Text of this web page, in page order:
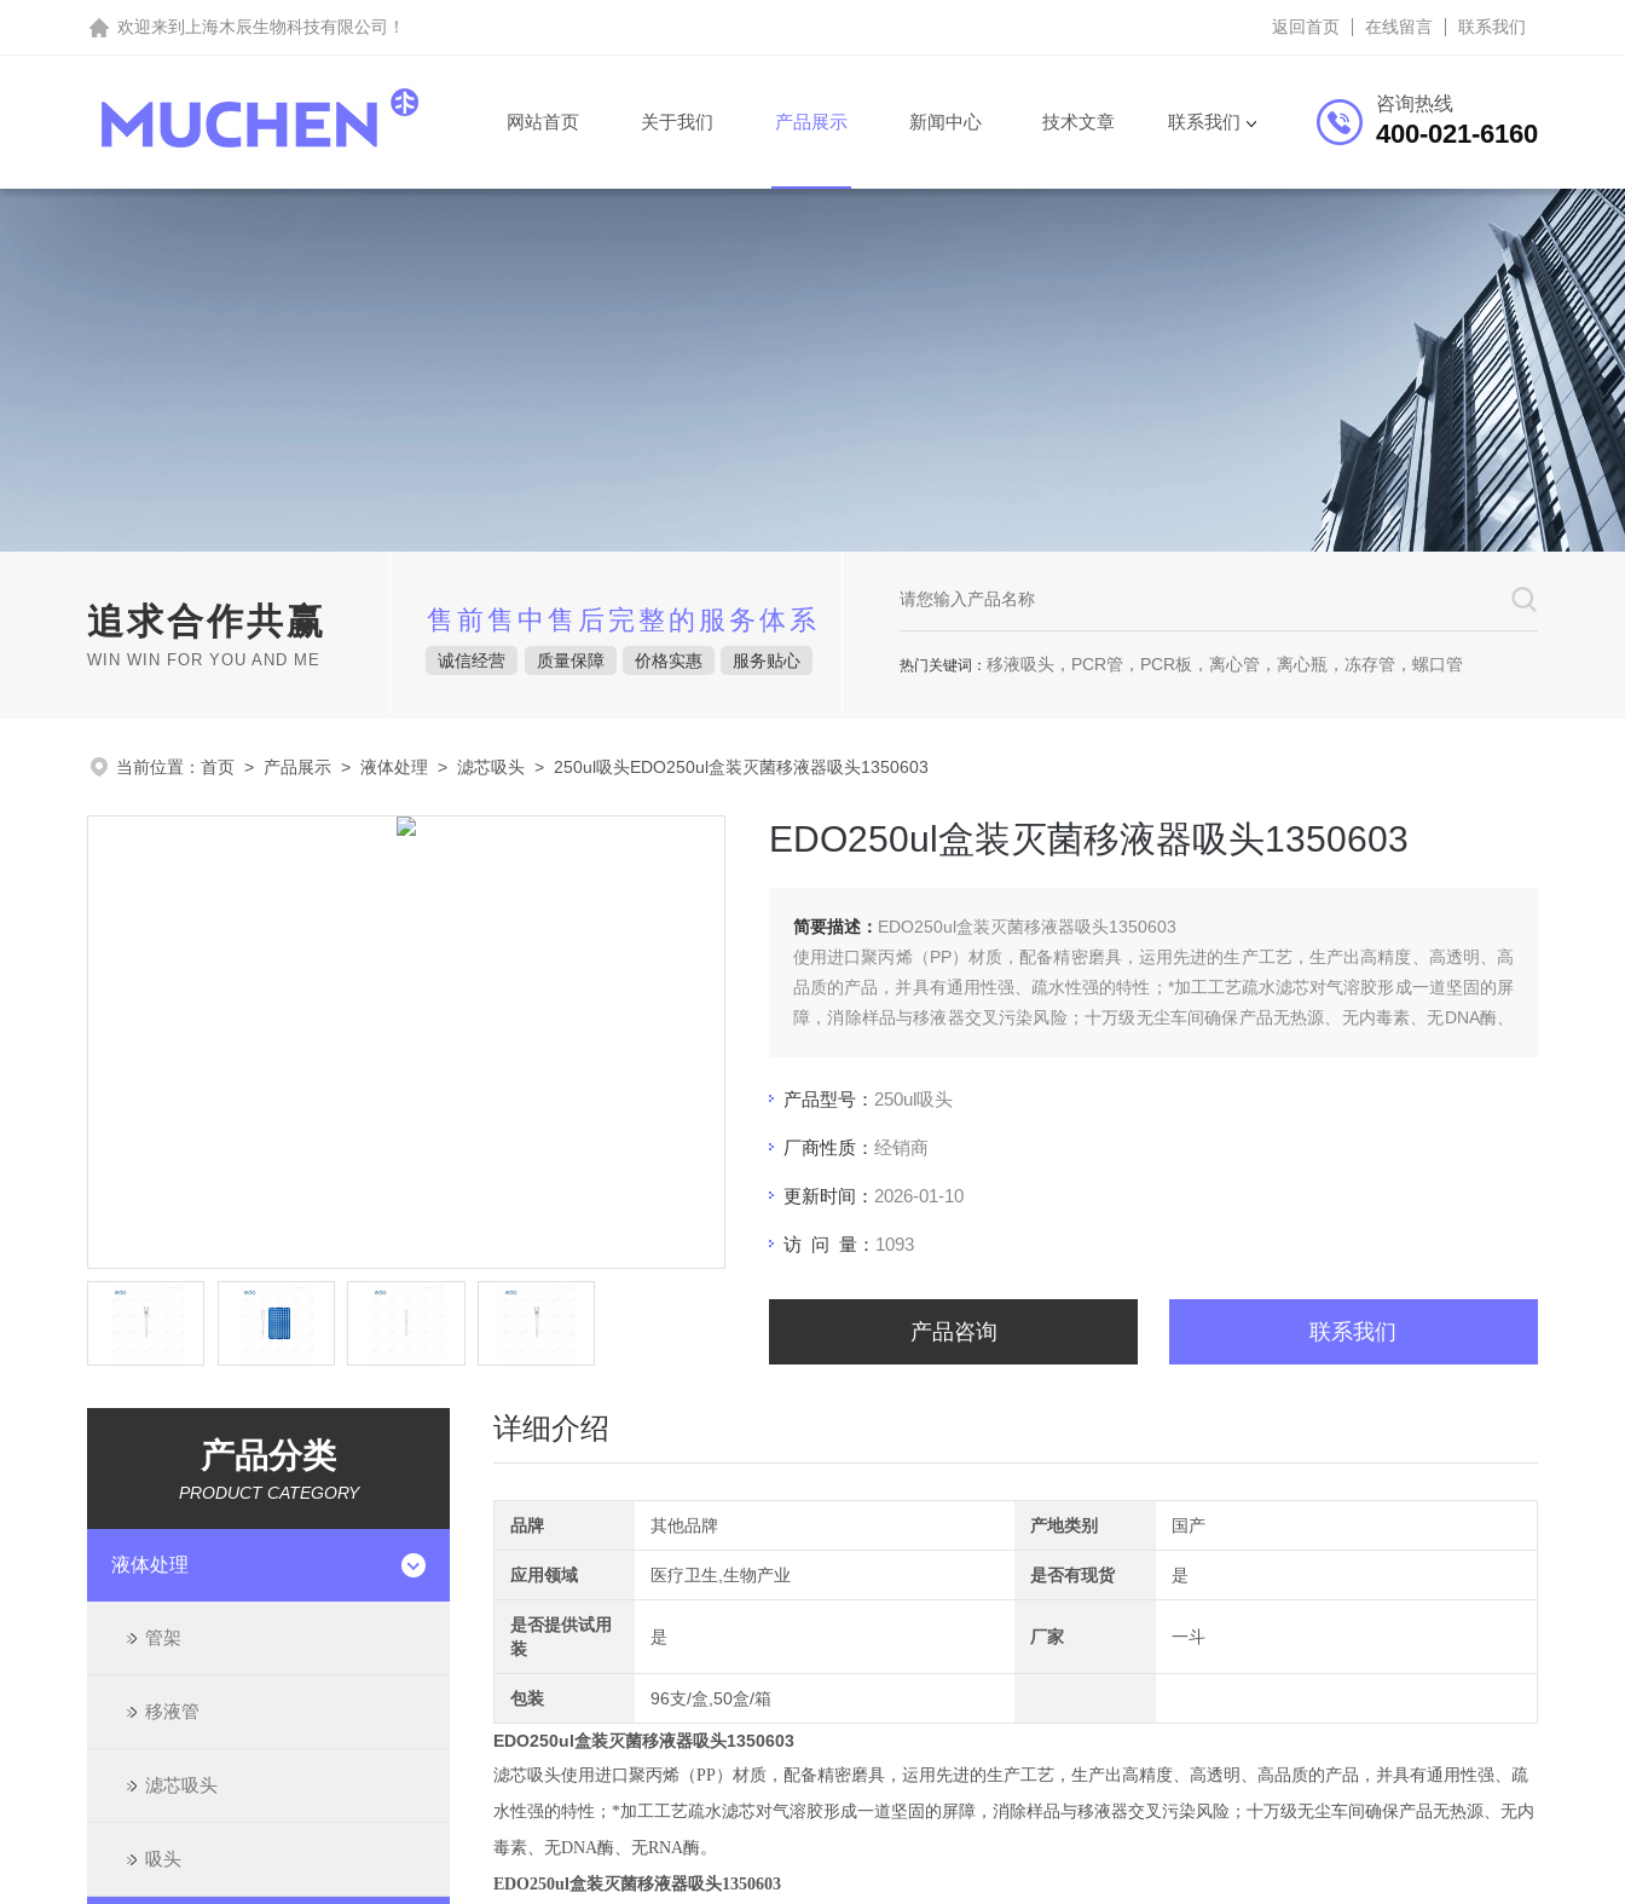
欢迎来到 上海木辰生物科技有限公司 ！ 返回首页 在线留言 联系我们
咨询热线
400-021-6160
网站首页 关于我们 产品展示 新闻中心 技术文章 联系我们
追求合作共赢
WIN WIN FOR YOU AND ME
售前售中售后完整的服务体系
诚信经营 质量保障 价格实惠 服务贴心 热门关键词： 移液吸头，PCR管，PCR板，离心管，离心瓶，冻存管，螺口管
当前位置： 首页 > 产品展示 > 液体处理 > 滤芯吸头 > 250ul吸头EDO250ul盒装灭菌移液器吸头1350603
EDO250ul盒装灭菌移液器吸头1350603
简要描述： EDO250ul盒装灭菌移液器吸头1350603
使用进口聚丙烯（PP）材质，配备精密磨具，运用先进的生产工艺，生产出高精度、高透明、高
品质的产品，并具有通用性强、疏水性强的特性；*加工工艺疏水滤芯对气溶胶形成一道坚固的屏
障，消除样品与移液器交叉污染风险；十万级无尘车间确保产品无热源、无内毒素、无DNA酶、
产品型号： 250ul吸头
厂商性质： 经销商
更新时间： 2026-01-10
访 问 量： 1093
产品咨询 联系我们
产品分类
PRODUCT CATEGORY
液体处理
管架
移液管
滤芯吸头
吸头
详细介绍
品牌 其他品牌 产地类别 国产
应用领域 医疗卫生,生物产业 是否有现货 是
是否提供试用
装
是 厂家 一斗
包装 96支/盒,50盒/箱
EDO250ul盒装灭菌移液器吸头1350603
滤芯吸头使用进口聚丙烯（PP）材质，配备精密磨具，运用先进的生产工艺，生产出高精度、高透明、高品质的产品，并具有通用性强、疏
水性强的特性；*加工工艺疏水滤芯对气溶胶形成一道坚固的屏障，消除样品与移液器交叉污染风险；十万级无尘车间确保产品无热源、无内
毒素、无DNA酶、无RNA酶。
EDO250ul盒装灭菌移液器吸头1350603